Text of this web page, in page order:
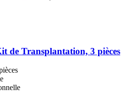
de Transplantation, 3 pièces